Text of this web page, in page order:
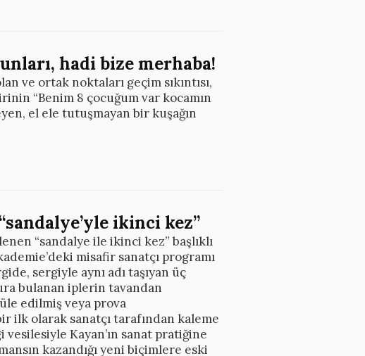
hadi bize merhaba!
ve ortak noktaları geçim sıkıntısı,
“Benim 8 çocuğum var kocamın
el ele tutuşmayan bir kuşağın
ikinci kez”
“sandalye ile ikinci kez” başlıklı
misafir sanatçı programı
sergiyle aynı adı taşıyan üç
bulanan iplerin tavandan
edilmiş veya prova
ilk olarak sanatçı tarafından kaleme
vesilesiyle Kayan’ın sanat pratiğine
kazandığı yeni biçimlere eski